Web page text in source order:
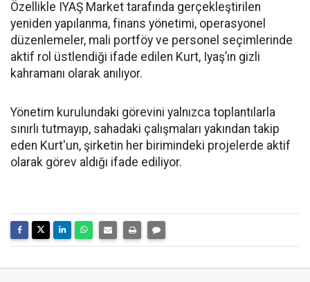
Özellikle IYAŞ Market tarafında gerçekleştirilen
yeniden yapılanma, finans yönetimi, operasyonel
düzenlemeler, mali portföy ve personel seçimlerinde
aktif rol üstlendiği ifade edilen Kurt, Iyaş’ın gizli
kahramanı olarak anılıyor.
Yönetim kurulundaki görevini yalnızca toplantılarla
sınırlı tutmayıp, sahadaki çalışmaları yakından takip
eden Kurt'un, şirketin her birimindeki projelerde aktif
olarak görev aldığı ifade ediliyor.